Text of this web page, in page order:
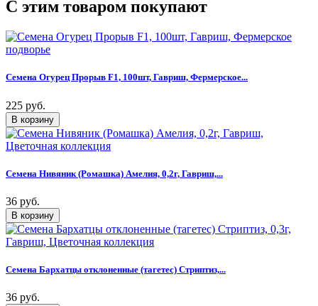
C этим товаром покупают
Семена Огурец Прорыв F1, 100шт, Гавриш, Фермерское...
225 руб.
Семена Нивяник (Ромашка) Амелия, 0,2г, Гавриш,...
36 руб.
Семена Бархатцы отклоненные (тагетес) Стриптиз,...
36 руб.